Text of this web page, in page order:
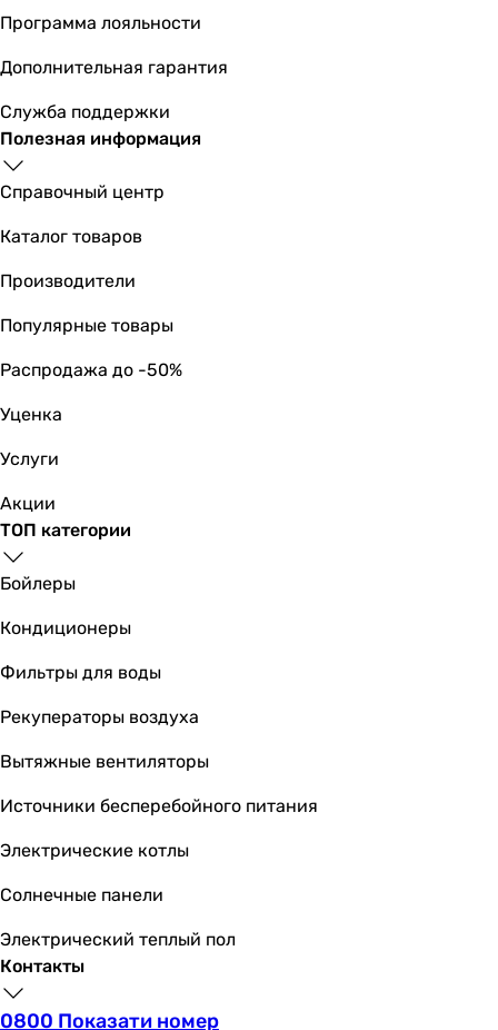
Тип фильтра
комплект фильтров
комплект фильтров
картридж
картридж
комплект фильтров
комплект фильтров
комплект фильтров
комплект фильтров
-
засыпка Ecomix
засыпка Ecomix
-
засыпка Ecomix
-
-
-
Количество фильтров в комплекте
1 шт
2 шт
1 шт
1 шт
2 шт
4 шт
2 шт
Вид
легкосъемный
Программа лояльности
Дополнительная гарантия
Служба поддержки
Полезная информация
Справочный центр
Каталог товаров
Производители
Популярные товары
Распродажа до -50%
Уценка
Услуги
Акции
ТОП категории
Бойлеры
Кондиционеры
Фильтры для воды
Рекуператоры воздуха
Вытяжные вентиляторы
Источники бесперебойного питания
Электрические котлы
Солнечные панели
Электрический теплый пол
Контакты
0800 Показати номер